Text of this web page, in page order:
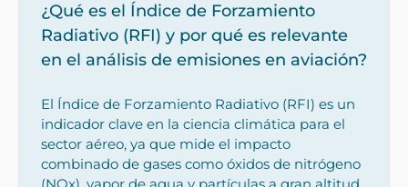
¿Qué es el Índice de Forzamiento
Radiativo (RFI) y por qué es relevante
en el análisis de emisiones en aviación?
El Índice de Forzamiento Radiativo (RFI) es un
indicador clave en la ciencia climática para el
sector aéreo, ya que mide el impacto
combinado de gases como óxidos de nitrógeno